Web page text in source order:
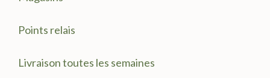
Points relais
Livraison toutes les semaines